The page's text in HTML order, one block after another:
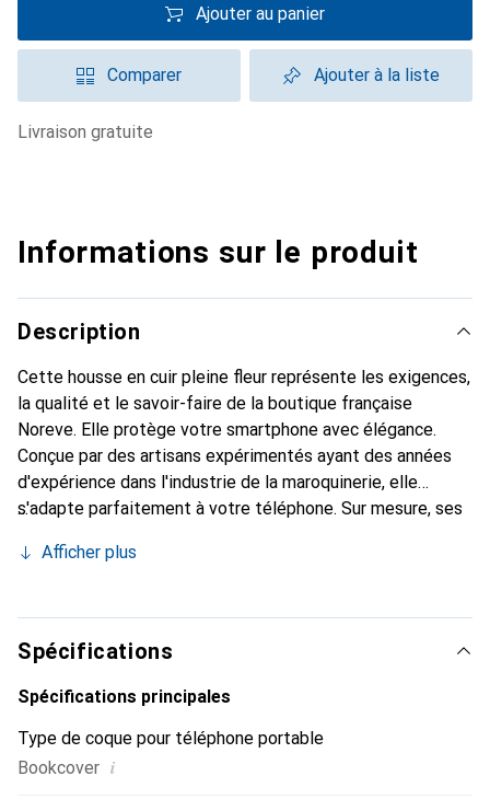
Ajouter au panier
Comparer Ajouter à la liste
livraison gratuite
Informations sur le produit
Description
Cette housse en cuir pleine fleur représente les exigences,
la qualité et le savoir-faire de la boutique française
Noreve. Elle protège votre smartphone avec élégance.
Conçue par des artisans expérimentés ayant des années
d'expérience dans l'industrie de la maroquinerie, elle
s'adapte parfaitement à votre téléphone. Sur mesure, ses
devient l'accessoire chic et indispensable pour votre
internationalement pour ses produits de haute qualité et
constitue un choix fiable pour les clients exigeants.
Afficher plus
Spécifications
Spécifications principales
Type de coque pour téléphone portable
Bookcover i